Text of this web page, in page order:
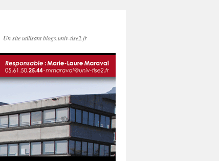
Un site utilisant blogs.univ-tlse2.fr